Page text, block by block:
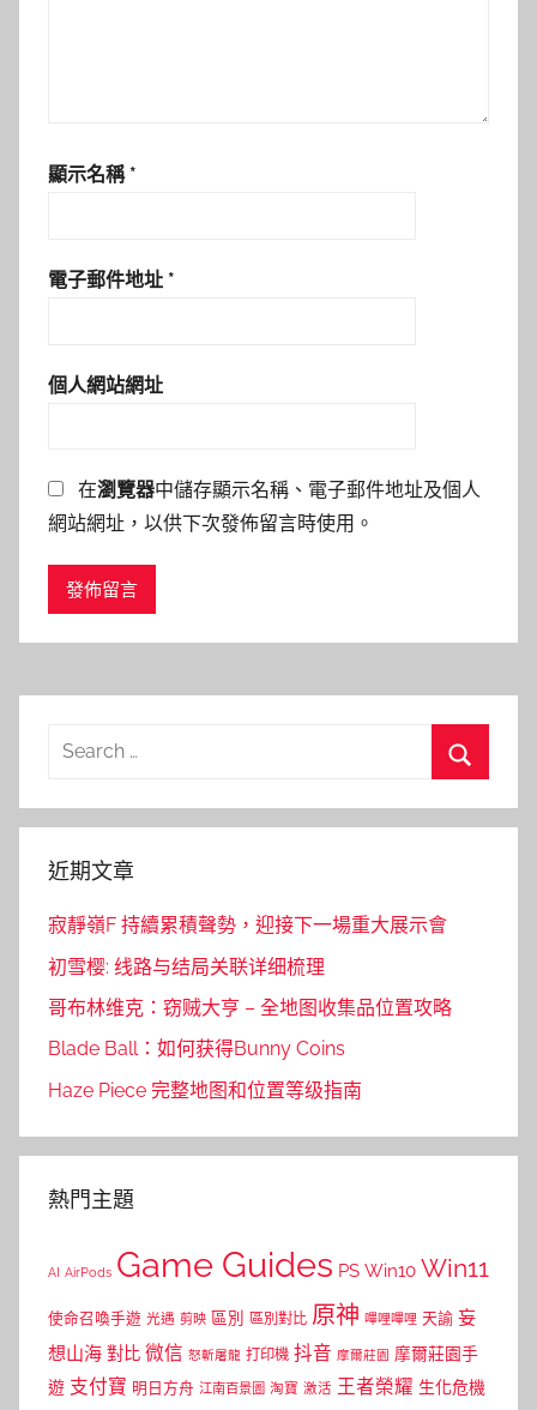
顯示名稱 *
電子郵件地址 *
個人網站網址
在瀏覽器中儲存顯示名稱、電子郵件地址及個人
網站網址，以供下次發佈留言時使用。
Search
近期文章
寂靜嶺F 持續累積聲勢，迎接下一場重大展示會
初雪樱: 线路与结局关联详细梳理
哥布林维克：窃贼大亨 – 全地图收集品位置攻略
Blade Ball：如何获得Bunny Coins
Haze Piece 完整地图和位置等级指南
熱門主題
AI AirPods Game Guides PS Win10 Win11
使命召喚手遊 光遇 剪映 區別 區別對比 原神 嗶哩嗶哩 天諭 妄
想山海 對比 微信 怒斬屠龍 打印機 抖音 摩爾莊園 摩爾莊園手
遊 支付寶 明日方舟 江南百景圖 淘寶 激活 王者榮耀 生化危機